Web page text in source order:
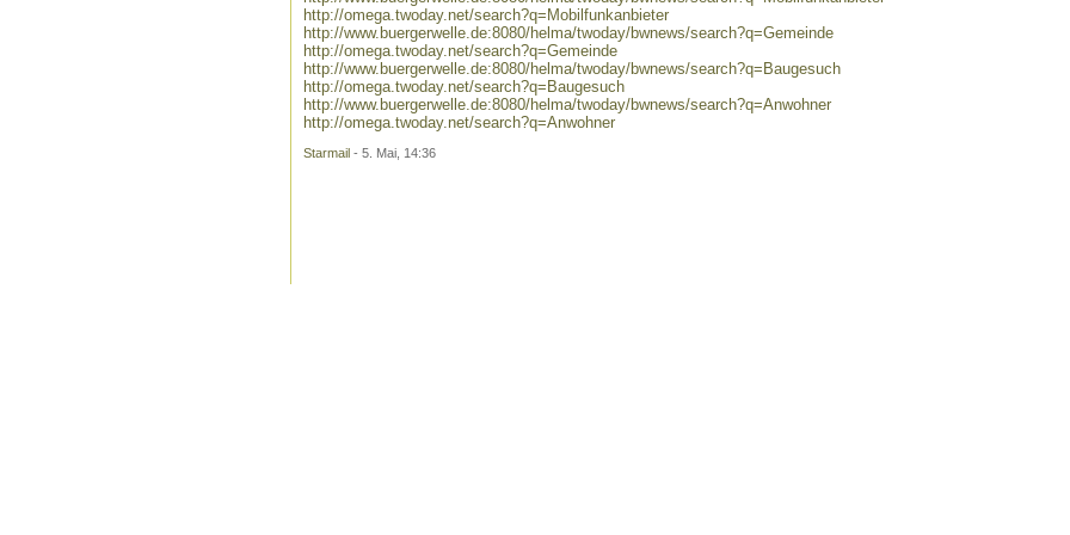
http://omega.twoday.net/search?q=Mobilfunkanbieter
http://www.buergerwelle.de:8080/helma/twoday/bwnews/search?q=Gemeinde
http://omega.twoday.net/search?q=Gemeinde
http://www.buergerwelle.de:8080/helma/twoday/bwnews/search?q=Baugesuch
http://omega.twoday.net/search?q=Baugesuch
http://www.buergerwelle.de:8080/helma/twoday/bwnews/search?q=Anwohner
http://omega.twoday.net/search?q=Anwohner
Starmail - 5. Mai, 14:36